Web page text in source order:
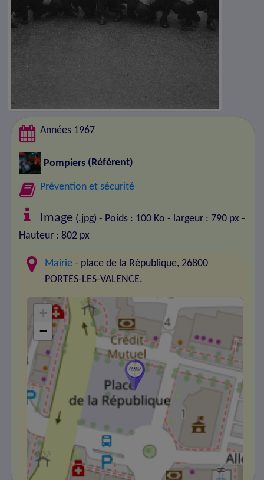
Années 1967
Pompiers (Référent)
Prévention et sécurité
Image (.jpg) - Poids : 100 Ko - largeur : 790 px -
Hauteur : 802 px
Mairie - place de la République, 26800
PORTES-LES-VALENCE.
+
−